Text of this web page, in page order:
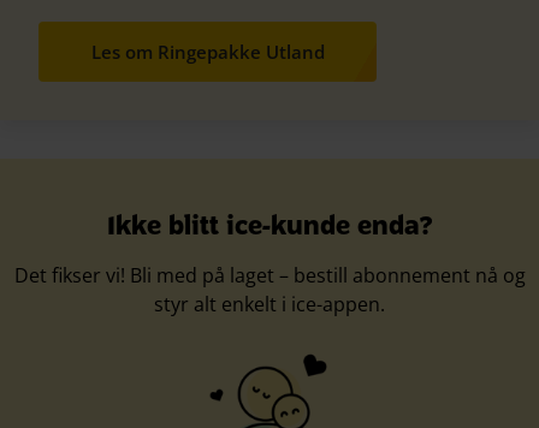
Les om Ringepakke Utland
Ikke blitt ice-kunde enda?
Det fikser vi! Bli med på laget – bestill abonnement nå og
styr alt enkelt i ice-appen.